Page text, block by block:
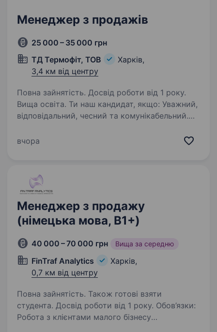
Менеджер з продажів
25 000 – 35 000 грн
ТД Термофіт, ТОВ
Харків,
3,4 км від центру
Повна зайнятість. Досвід роботи від 1 року.
Вища освіта. Ти наш кандидат, якщо: Уважний,
відповідальний, чесний та комунікабельний.
навички роботи з запереченнями. Вмієш
вчора
Менеджер з продажу
(німецька мова, B1+)
40 000 – 70 000 грн Вища за середню
FinTraf Analytics
Харків,
0,7 км від центру
Повна зайнятість. Також готові взяти
студента. Досвід роботи від 1 року. Обов’язки:
Робота з клієнтами малого бізнесу